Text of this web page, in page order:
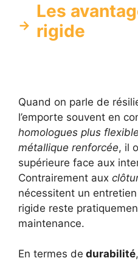
Les
rigide
Quand on parle de
l’emporte souvent en
homologues plus
métallique renforcée, il
supérieure face aux
Contrairement aux
nécessitent un
rigide reste
maintenance.
En termes de durabilité